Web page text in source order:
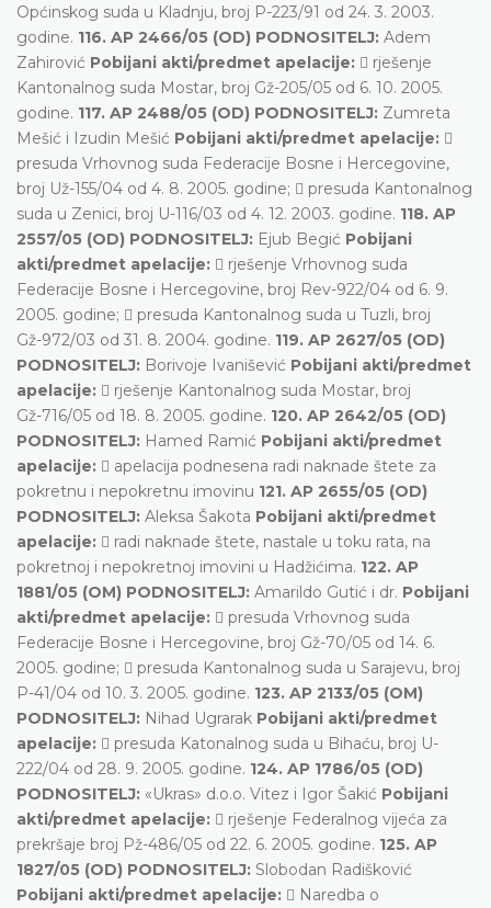
Općinskog suda u Kladnju, broj P-223/91 od 24. 3. 2003.
godine. 116. AP 2466/05 (OD) PODNOSITELJ: Adem
Zahirović Pobijani akti/predmet apelacije:  rješenje
Kantonalnog suda Mostar, broj Gž-205/05 od 6. 10. 2005.
godine. 117. AP 2488/05 (OD) PODNOSITELJ: Zumreta
Mešić i Izudin Mešić Pobijani akti/predmet apelacije: 
presuda Vrhovnog suda Federacije Bosne i Hercegovine,
broj Už-155/04 od 4. 8. 2005. godine;  presuda Kantonalnog
suda u Zenici, broj U-116/03 od 4. 12. 2003. godine. 118. AP
2557/05 (OD) PODNOSITELJ: Ejub Begić Pobijani
akti/predmet apelacije:  rješenje Vrhovnog suda
Federacije Bosne i Hercegovine, broj Rev-922/04 od 6. 9.
2005. godine;  presuda Kantonalnog suda u Tuzli, broj
Gž-972/03 od 31. 8. 2004. godine. 119. AP 2627/05 (OD)
PODNOSITELJ: Borivoje Ivanišević Pobijani akti/predmet
apelacije:  rješenje Kantonalnog suda Mostar, broj
Gž-716/05 od 18. 8. 2005. godine. 120. AP 2642/05 (OD)
PODNOSITELJ: Hamed Ramić Pobijani akti/predmet
apelacije:  apelacija podnesena radi naknade štete za
pokretnu i nepokretnu imovinu 121. AP 2655/05 (OD)
PODNOSITELJ: Aleksa Šakota Pobijani akti/predmet
apelacije:  radi naknade štete, nastale u toku rata, na
pokretnoj i nepokretnoj imovini u Hadžićima. 122. AP
1881/05 (OM) PODNOSITELJ: Amarildo Gutić i dr. Pobijani
akti/predmet apelacije:  presuda Vrhovnog suda
Federacije Bosne i Hercegovine, broj Gž-70/05 od 14. 6.
2005. godine;  presuda Kantonalnog suda u Sarajevu, broj
P-41/04 od 10. 3. 2005. godine. 123. AP 2133/05 (OM)
PODNOSITELJ: Nihad Ugrarak Pobijani akti/predmet
apelacije:  presuda Katonalnog suda u Bihaću, broj U-
222/04 od 28. 9. 2005. godine. 124. AP 1786/05 (OD)
PODNOSITELJ: «Ukras» d.o.o. Vitez i Igor Šakić Pobijani
akti/predmet apelacije:  rješenje Federalnog vijeća za
prekršaje broj Pž-486/05 od 22. 6. 2005. godine. 125. AP
1827/05 (OD) PODNOSITELJ: Slobodan Radišković
Pobijani akti/predmet apelacije:  Naredba o